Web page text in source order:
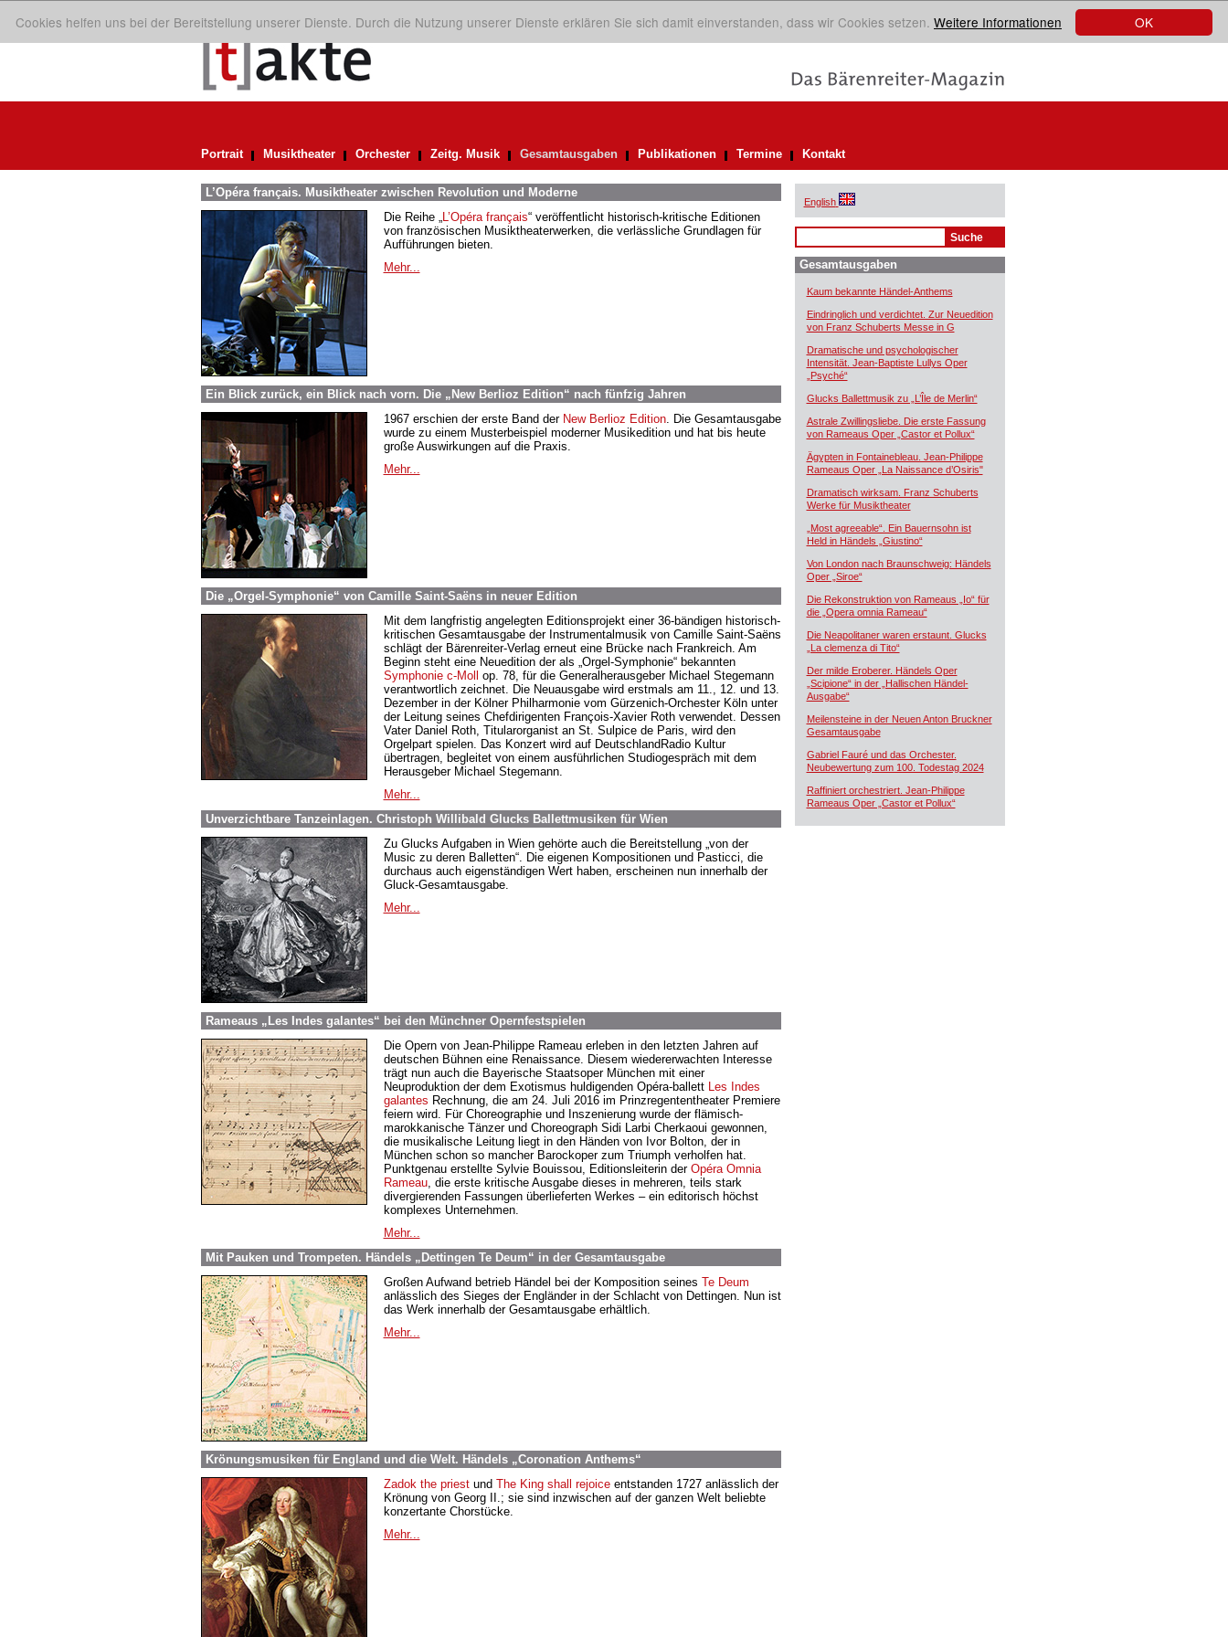
OK
Cookies helfen uns bei der Bereitstellung unserer Dienste. Durch die Nutzung unserer Dienste erklären Sie sich damit einverstanden, dass wir Cookies setzen. Weitere Informationen
Portrait Musiktheater Orchester Zeitg. Musik Gesamtausgaben Publikationen Termine Kontakt
L’Opéra français. Musiktheater zwischen Revolution und Moderne
Die Reihe „L’Opéra français“ veröffentlicht historisch-kritische Editionen
von französischen Musiktheaterwerken, die verlässliche Grundlagen für
Aufführungen bieten.
Mehr...
Ein Blick zurück, ein Blick nach vorn. Die „New Berlioz Edition“ nach fünfzig Jahren
1967 erschien der erste Band der New Berlioz Edition. Die Gesamtausgabe
wurde zu einem Musterbeispiel moderner Musikedition und hat bis heute
große Auswirkungen auf die Praxis.
Mehr...
Die „Orgel-Symphonie“ von Camille Saint-Saëns in neuer Edition
Mit dem langfristig angelegten Editionsprojekt einer 36-bändigen historisch-
kritischen Gesamtausgabe der Instrumentalmusik von Camille Saint-Saëns
schlägt der Bärenreiter-Verlag erneut eine Brücke nach Frankreich. Am
Beginn steht eine Neuedition der als „Orgel-Symphonie“ bekannten
Symphonie c-Moll op. 78, für die Generalherausgeber Michael Stegemann
verantwortlich zeichnet. Die Neuausgabe wird erstmals am 11., 12. und 13.
Dezember in der Kölner Philharmonie vom Gürzenich-Orchester Köln unter
der Leitung seines Chefdirigenten François-Xavier Roth verwendet. Dessen
Vater Daniel Roth, Titularorganist an St. Sulpice de Paris, wird den
Orgelpart spielen. Das Konzert wird auf DeutschlandRadio Kultur
übertragen, begleitet von einem ausführlichen Studiogespräch mit dem
Herausgeber Michael Stegemann.
Mehr...
Unverzichtbare Tanzeinlagen. Christoph Willibald Glucks Ballettmusiken für Wien
Zu Glucks Aufgaben in Wien gehörte auch die Bereitstellung „von der
Music zu deren Balletten“. Die eigenen Kompositionen und Pasticci, die
durchaus auch eigenständigen Wert haben, erscheinen nun innerhalb der
Gluck-Gesamtausgabe.
Mehr...
Rameaus „Les Indes galantes“ bei den Münchner Opernfestspielen
Die Opern von Jean-Philippe Rameau erleben in den letzten Jahren auf
deutschen Bühnen eine Renaissance. Diesem wiedererwachten Interesse
trägt nun auch die Bayerische Staatsoper München mit einer
Neuproduktion der dem Exotismus huldigenden Opéra-ballett Les Indes
galantes Rechnung, die am 24. Juli 2016 im Prinzregententheater Premiere
feiern wird. Für Choreographie und Inszenierung wurde der flämisch-
marokkanische Tänzer und Choreograph Sidi Larbi Cherkaoui gewonnen,
die musikalische Leitung liegt in den Händen von Ivor Bolton, der in
München schon so mancher Barockoper zum Triumph verholfen hat.
Punktgenau erstellte Sylvie Bouissou, Editionsleiterin der Opéra Omnia
Rameau, die erste kritische Ausgabe dieses in mehreren, teils stark
divergierenden Fassungen überlieferten Werkes – ein editorisch höchst
komplexes Unternehmen.
Mehr...
Mit Pauken und Trompeten. Händels „Dettingen Te Deum“ in der Gesamtausgabe
Großen Aufwand betrieb Händel bei der Komposition seines Te Deum
anlässlich des Sieges der Engländer in der Schlacht von Dettingen. Nun ist
das Werk innerhalb der Gesamtausgabe erhältlich.
Mehr...
Krönungsmusiken für England und die Welt. Händels „Coronation Anthems“
Zadok the priestund The King shall rejoiceentstanden 1727 anlässlich der
Krönung von Georg II.; sie sind inzwischen auf der ganzen Welt beliebte
konzertante Chorstücke.
Mehr...
English
Gesamtausgaben
Kaum bekannte Händel-Anthems
Eindringlich und verdichtet. Zur Neuedition
von Franz Schuberts Messe in G
Dramatische und psychologischer
Intensität. Jean-Baptiste Lullys Oper
„Psyché“
Glucks Ballettmusik zu „L’Île de Merlin“
Astrale Zwillingsliebe. Die erste Fassung
von Rameaus Oper „Castor et Pollux“
Ägypten in Fontainebleau. Jean-Philippe
Rameaus Oper „La Naissance d’Osiris"
Dramatisch wirksam. Franz Schuberts
Werke für Musiktheater
„Most agreeable“. Ein Bauernsohn ist
Held in Händels „Giustino“
Von London nach Braunschweig: Händels
Oper „Siroe“
Die Rekonstruktion von Rameaus „Io“ für
die „Opera omnia Rameau“
Die Neapolitaner waren erstaunt. Glucks
„La clemenza di Tito“
Der milde Eroberer. Händels Oper
„Scipione“ in der „Hallischen Händel-
Ausgabe“
Meilensteine in der Neuen Anton Bruckner
Gesamtausgabe
Gabriel Fauré und das Orchester.
Neubewertung zum 100. Todestag 2024
Raffiniert orchestriert. Jean-Philippe
Rameaus Oper „Castor et Pollux“